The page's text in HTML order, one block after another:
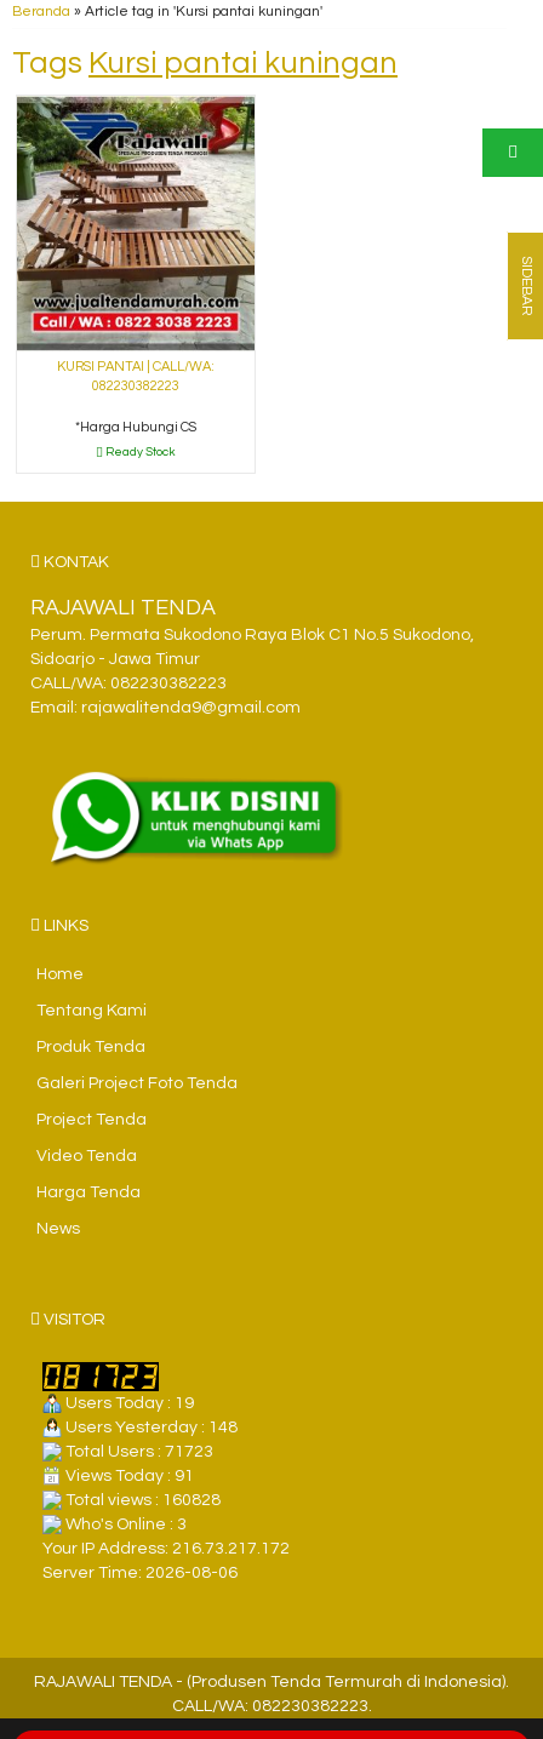
Beranda » Article tag in 'Kursi pantai kuningan'
Tags Kursi pantai kuningan
KURSI PANTAI | CALL/WA:
082230382223
*Harga Hubungi CS
Ready Stock
SIDEBAR
KONTAK
RAJAWALI TENDA
Perum. Permata Sukodono Raya Blok C1 No.5 Sukodono,
Sidoarjo - Jawa Timur
CALL/WA: 082230382223
Email: rajawalitenda9@gmail.com
LINKS
Home
Tentang Kami
Produk Tenda
Galeri Project Foto Tenda
Project Tenda
Video Tenda
Harga Tenda
News
VISITOR
Users Today : 19
Users Yesterday : 148
Total Users : 71723
Views Today : 91
Total views : 160828
Who's Online : 3
Your IP Address: 216.73.217.172
Server Time: 2026-08-06
RAJAWALI TENDA - (Produsen Tenda Termurah di Indonesia).
CALL/WA: 082230382223.